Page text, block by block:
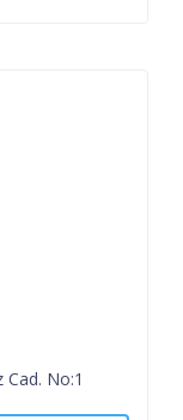
Cad. No:1